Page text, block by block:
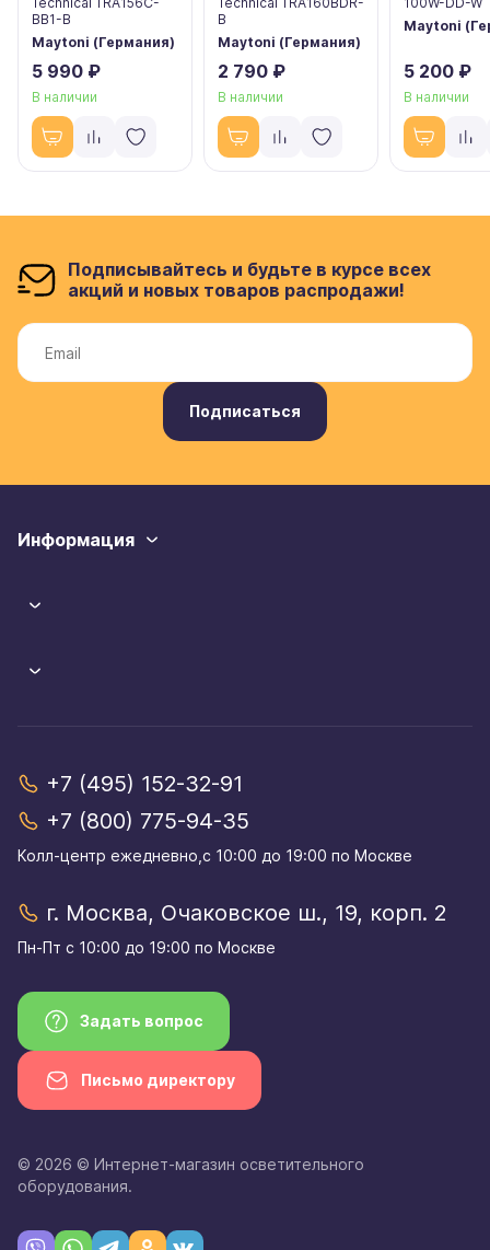
BB1-B
Maytoni (Германия)
5 990 ₽
В наличии
B
Maytoni (Германия)
2 790 ₽
В наличии
Maytoni
5 200 ₽
В наличии
Подписывайтесь и будьте в курсе всех
акций и новых товаров распродажи!
Подписаться
Информация
+7 (495) 152-32-91
+7 (800) 775-94-35
Колл-центр eжедневно,с 10:00 до 19:00 по Москве
г. Москва, Очаковское ш., 19, корп. 2
Пн-Пт с 10:00 до 19:00 по Москве
Задать вопрос
Письмо директору
© 2026 © Интернет-магазин осветительного
оборудования.